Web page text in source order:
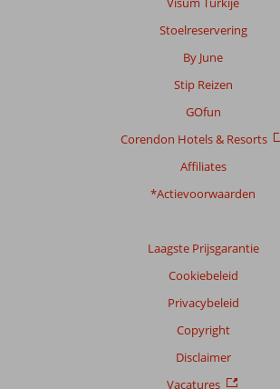
Stoelreservering
By June
Stip Reizen
GOfun
Corendon Hotels & Resorts
Affiliates
*Actievoorwaarden
Laagste Prijsgarantie
Cookiebeleid
Privacybeleid
Copyright
Disclaimer
Vacatures